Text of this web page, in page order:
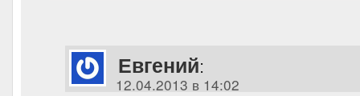
Евгений:
12.04.2013 в 14:02